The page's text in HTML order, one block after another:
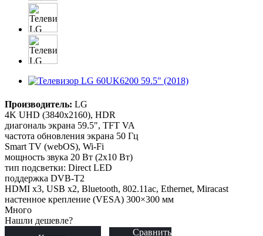
Производитель: LG
4K UHD (3840x2160), HDR
диагональ экрана 59.5", TFT VA
частота обновления экрана 50 Гц
Smart TV (webOS), Wi-Fi
мощность звука 20 Вт (2х10 Вт)
тип подсветки: Direct LED
поддержка DVB-T2
HDMI x3, USB x2, Bluetooth, 802.11ac, Ethernet, Miracast
настенное крепление (VESA) 300×300 мм
Много
Нашли дешевле?
Сравнить